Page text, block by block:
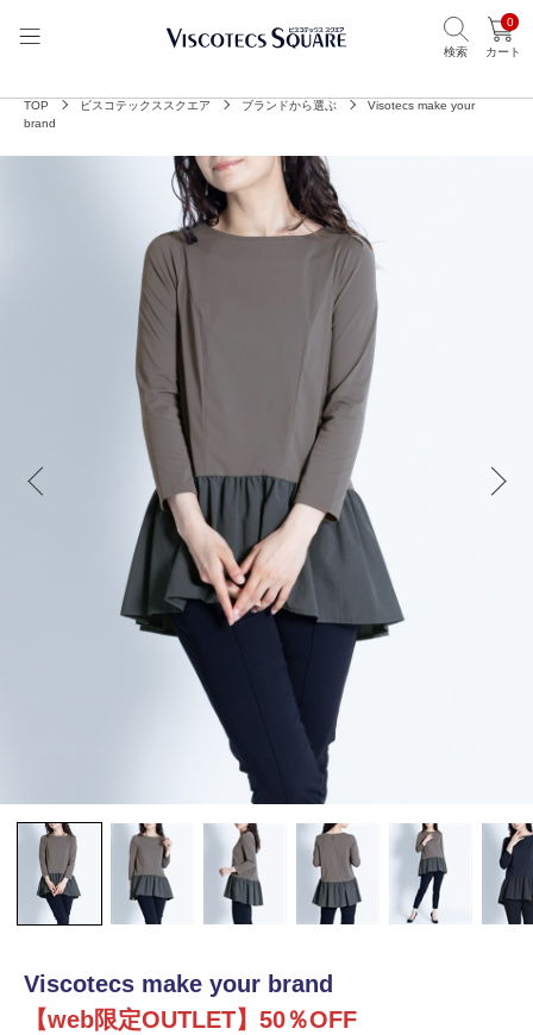
検索
0
カート
TOP ビスコテックススクエア ブランドから選ぶ
Visotecs make your
brand
Viscotecs make your brand
【web限定OUTLET】50％OFF